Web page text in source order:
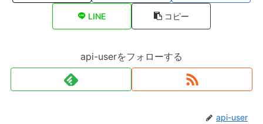
LINE コピー
api-userをフォローする
api-user